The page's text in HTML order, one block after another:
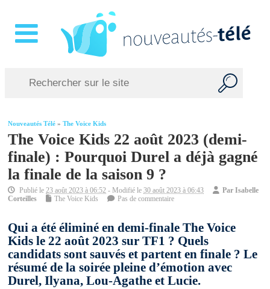
Nouveautés Télé »The Voice Kids
The Voice Kids 22 août 2023 (demi-
finale) : Pourquoi Durel a déjà gagné
la finale de la saison 9 ?
Publié le23 août 2023 à 06:52 - Modifié le30 août 2023 à 06:43 ParIsabelle
Corteilles
The Voice Kids Pas de commentaire
Qui a été éliminé en demi-finale The Voice
Kids le 22 août 2023 sur TF1 ? Quels
candidats sont sauvés et partent en finale ? Le
résumé de la soirée pleine d’émotion avec
Durel, Ilyana, Lou-Agathe et Lucie.